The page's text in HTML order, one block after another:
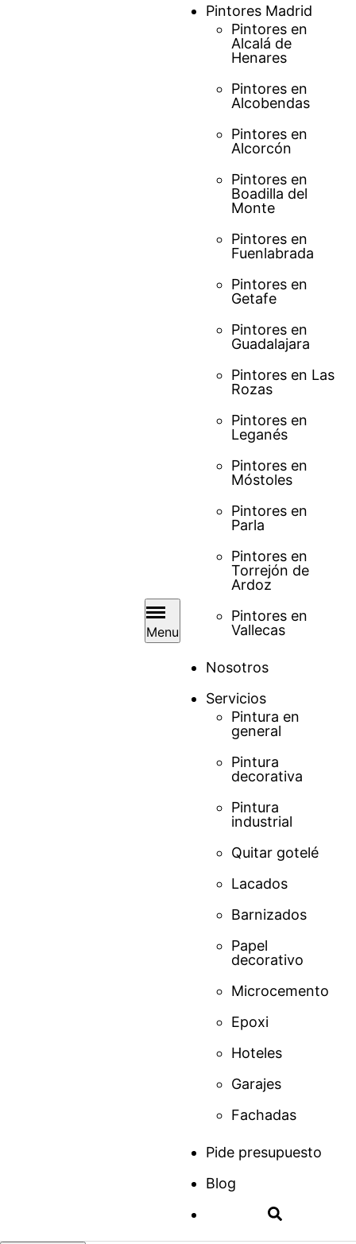
Menu
Pintores Madrid
Pintores en
Alcalá de
Henares
Pintores en
Alcobendas
Pintores en
Alcorcón
Pintores en
Boadilla del
Monte
Pintores en
Fuenlabrada
Pintores en
Getafe
Pintores en
Guadalajara
Pintores en Las
Rozas
Pintores en
Leganés
Pintores en
Móstoles
Pintores en
Parla
Pintores en
Torrejón de
Ardoz
Pintores en
Vallecas
Nosotros
Servicios
Pintura en
general
Pintura
decorativa
Pintura
industrial
Quitar gotelé
Lacados
Barnizados
Papel
decorativo
Microcemento
Epoxi
Hoteles
Garajes
Fachadas
Pide presupuesto
Blog